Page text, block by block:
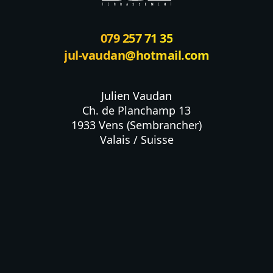
079 257 71 35
jul-vaudan@hotmail.com
Julien Vaudan
Ch. de Planchamp 13
1933 Vens (Sembrancher)
Valais / Suisse